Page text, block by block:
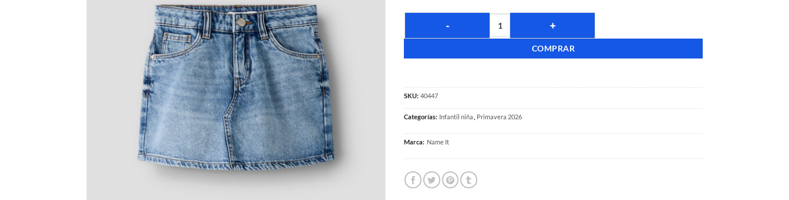
COMPRAR
SKU: 40447
Categorías: Infantil niña Primavera 2026
Marca: Name It